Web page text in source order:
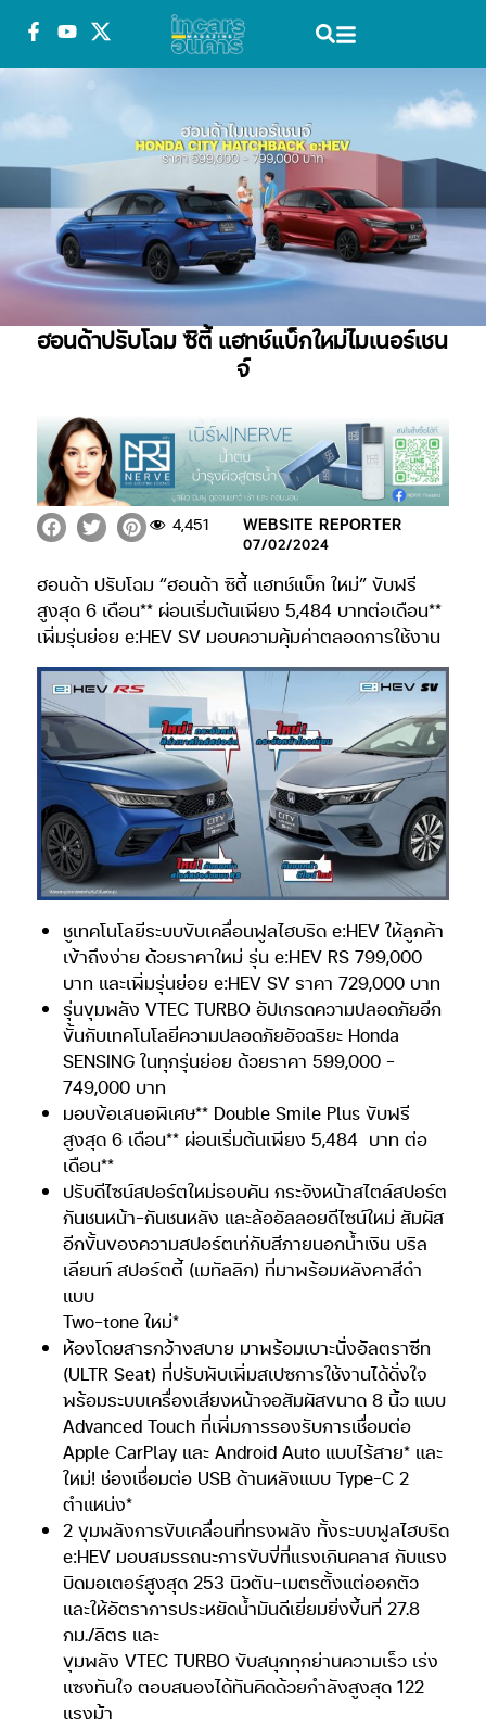
ฮอนด้าปรับโฉม ซิตี้ แฮทช์แบ็กใหม่ไมเนอร์เชน
จ์
WEBSITE REPORTER
07/02/2024
4,451
ฮอนด้า ปรับโฉม “ฮอนด้า ซิตี้ แฮทช์แบ็ก ใหม่” ขับฟรี
สูงสุด 6 เดือน** ผ่อนเริ่มต้นเพียง 5,484 บาทต่อเดือน**
เพิ่มรุ่นย่อย e:HEV SV มอบความคุ้มค่าตลอดการใช้งาน
ชูเทคโนโลยีระบบขับเคลื่อนฟูลไฮบริด e:HEV ให้ลูกค้า
เข้าถึงง่าย ด้วยราคาใหม่ รุ่น e:HEV RS 799,000
บาท และเพิ่มรุ่นย่อย e:HEV SV ราคา 729,000 บาท
รุ่นขุมพลัง VTEC TURBO อัปเกรดความปลอดภัยอีก
ขั้นกับเทคโนโลยีความปลอดภัยอัจฉริยะ Honda
SENSING ในทุกรุ่นย่อย ด้วยราคา 599,000 –
749,000 บาท
มอบข้อเสนอพิเศษ** Double Smile Plus ขับฟรี
สูงสุด 6 เดือน** ผ่อนเริ่มต้นเพียง 5,484 บาท ต่อ
เดือน**
ปรับดีไซน์สปอร์ตใหม่รอบคัน กระจังหน้าสไตล์สปอร์ต
กันชนหน้า-กันชนหลัง และล้ออัลลอยดีไซน์ใหม่ สัมผัส
อีกขั้นของความสปอร์ตเท่กับสีภายนอกน้ำเงิน บริล
เลียนท์ สปอร์ตตี้ (เมทัลลิก) ที่มาพร้อมหลังคาสีดำ
แบบ
Two-tone ใหม่*
ห้องโดยสารกว้างสบาย มาพร้อมเบาะนั่งอัลตราซีท
(ULTR Seat) ที่ปรับพับเพิ่มสเปซการใช้งานได้ดั่งใจ
พร้อมระบบเครื่องเสียงหน้าจอสัมผัสขนาด 8 นิ้ว แบบ
Advanced Touch ที่เพิ่มการรองรับการเชื่อมต่อ
Apple CarPlay และ Android Auto แบบไร้สาย* และ
ใหม่! ช่องเชื่อมต่อ USB ด้านหลังแบบ Type-C 2
ตำแหน่ง*
2 ขุมพลังการขับเคลื่อนที่ทรงพลัง ทั้งระบบฟูลไฮบริด
e:HEV มอบสมรรถนะการขับขี่ที่แรงเกินคลาส กับแรง
บิดมอเตอร์สูงสุด 253 นิวตัน-เมตรตั้งแต่ออกตัว
และให้อัตราการประหยัดน้ำมันดีเยี่ยมยิ่งขึ้นที่ 27.8
กม./ลิตร และ
ขุมพลัง VTEC TURBO ขับสนุกทุกย่านความเร็ว เร่ง
แซงทันใจ ตอบสนองได้ทันคิดด้วยกำลังสูงสุด 122
แรงม้า